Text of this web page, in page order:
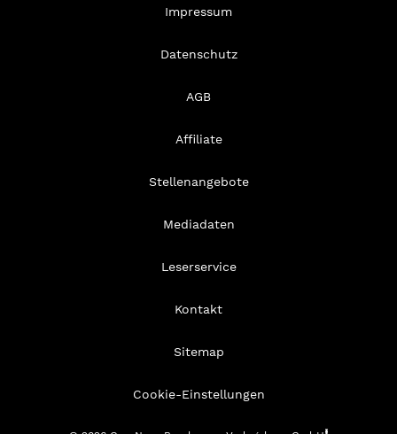
Impressum
Datenschutz
AGB
Affiliate
Stellenangebote
Mediadaten
Leserservice
Kontakt
Sitemap
Cookie-Einstellungen